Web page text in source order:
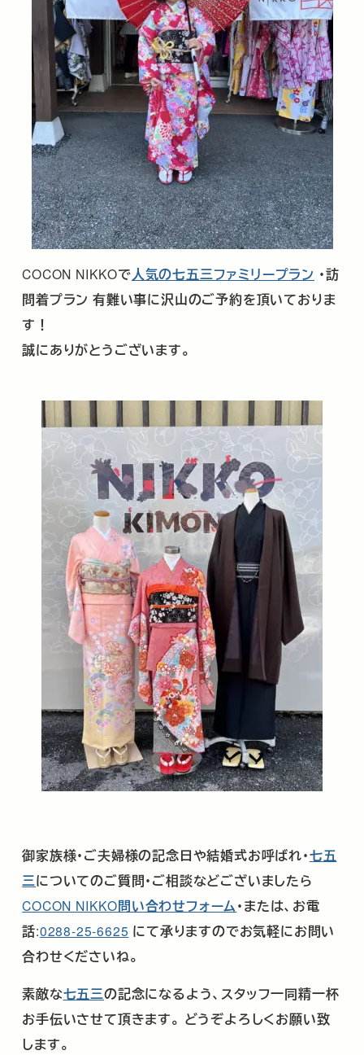
COCON NIKKOで人気の七五三ファミリープラン ･訪
問着プラン 有難い事に沢山のご予約を頂いておりま
す！
誠にありがとうございます。
御家族様･ご夫婦様の記念日や結婚式お呼ばれ･七五
三についてのご質問・ご相談などございましたら
COCON NIKKO問い合わせフォーム・または、お電
話:0288-25-6625 にて承りますのでお気軽にお問い
合わせくださいね。
素敵な七五三の記念になるよう、スタッフ一同精一杯
お手伝いさせて頂きます。 どうぞよろしくお願い致
します。